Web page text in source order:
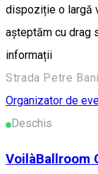
dispoziție o largă
așteptăm cu drag
informații
Strada Petre
Organizator de
Deschis
VoilàBallroom